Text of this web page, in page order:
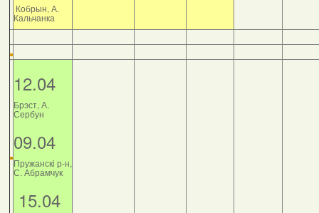
Кобрын, А.
Кальчанка
12.04
Брэст, А.
Сербун
09.04
Пружанскі р-н,
С. Абрамчук
15.04